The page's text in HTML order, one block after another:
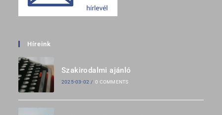
Híreink
Szakirodalmi ajánló
2025-03-02 / 0 COMMENTS